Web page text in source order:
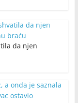
da njen